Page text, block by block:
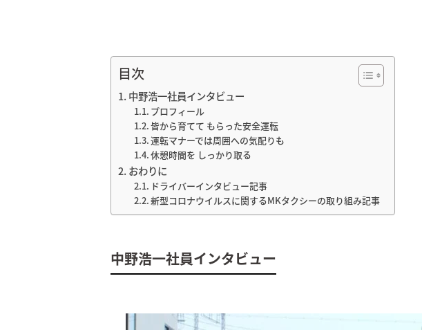
目次
中野浩一社員インタビュー
プロフィール
皆から育てて もらった安全運転
運転マナーでは周囲への気配りも
休憩時間を しっかり取る
おわりに
ドライバーインタビュー記事
新型コロナウイルスに関するMKタクシーの取り組み記事
中野浩一社員インタビュー